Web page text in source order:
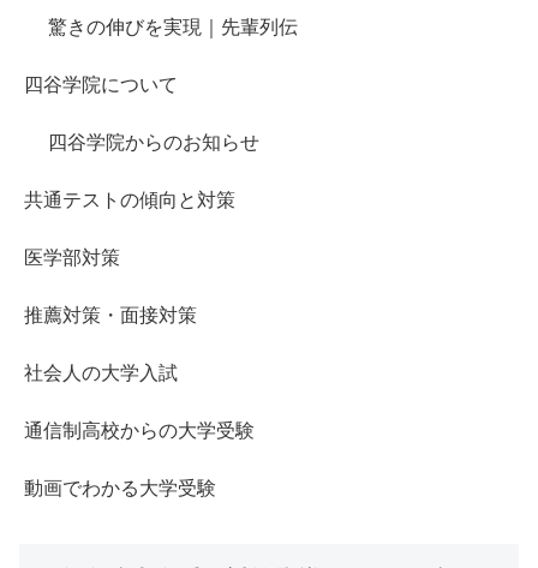
驚きの伸びを実現｜先輩列伝
四谷学院について
四谷学院からのお知らせ
共通テストの傾向と対策
医学部対策
推薦対策・面接対策
社会人の大学入試
通信制高校からの大学受験
動画でわかる大学受験